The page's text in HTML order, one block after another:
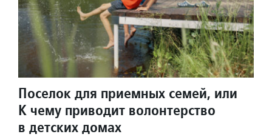
Поселок для приемных семей, или
К чему приводит волонтерство
в детских домах